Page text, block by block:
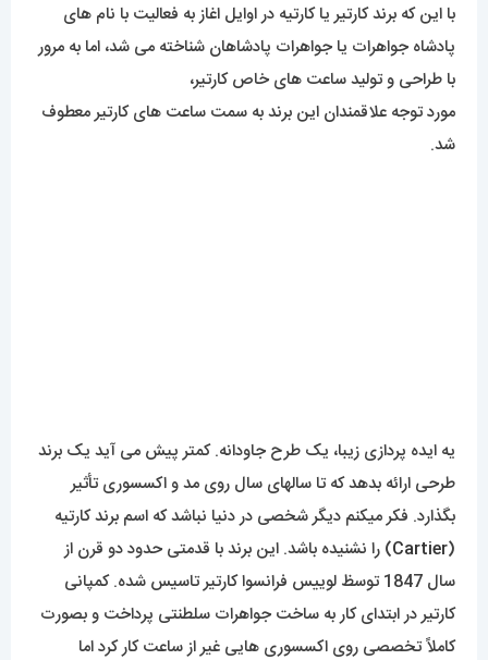
با این که برند کارتیر یا کارتیه در اوایل اغاز به فعالیت با نام های
پادشاه جواهرات یا جواهرات پادشاهان شناخته می شد، اما به مرور
با طراحی و تولید ساعت های خاص کارتیر،
مورد توجه علاقمندان این برند به سمت ساعت های کارتیر معطوف
شد.
یه ایده پردازی زیبا، یک طرح جاودانه. کمتر پیش می آید یک برند
طرحی ارائه بدهد که تا سالهای سال روی مد و اکسسوری تأثیر
بگذارد. فکر میکنم دیگر شخصی در دنیا نباشد که اسم برند کارتیه
(
Cartier) را نشنیده باشد. این برند با قدمتی حدود دو قرن از
سال 1847 توسظ لوییس فرانسوا کارتیر تاسیس شده. کمپانی
کارتیر در ابتدای کار به ساخت جواهرات سلطنتی پرداخت و بصورت
کاملاً تخصصی روی اکسسوری هایی غیر از ساعت کار کرد اما